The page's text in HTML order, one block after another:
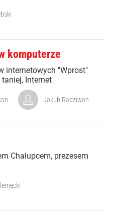
komputerze
internetowych "Wprost"
Internet
Jakub Radziwon
Chalupcem, prezesem